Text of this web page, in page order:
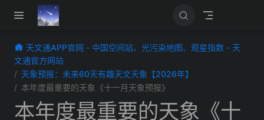
跳至主要內容
天文通APP官网 - 中国空间站、光污染地图、观星指数 - 天
文通官方网站
天象预报：未来60天有趣天文天象【2026年】
本年度最重要的天象《十一月天象预报》
本年度最重要的天象《十